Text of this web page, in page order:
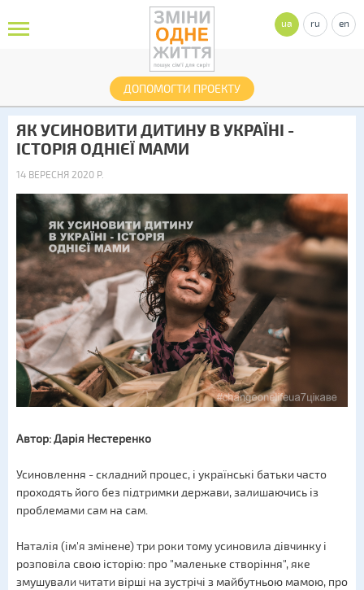
ДОПОМОГТИ ПРОЕКТУ
ua ru en
ЯК УСИНОВИТИ ДИТИНУ В УКРАЇНІ -
ІСТОРІЯ ОДНІЄЇ МАМИ
14 ВЕРЕСНЯ 2020 Р.
Автор: Дарія Нестеренко
Усиновлення - складний процес, і українські батьки часто
проходять його без підтримки держави, залишаючись із
проблемами сам на сам.
Наталія (ім'я змінене) три роки тому усиновила дівчинку і
розповіла свою історію: про "маленьке створіння", яке
змушували читати вірші на зустрічі з майбутньою мамою, про